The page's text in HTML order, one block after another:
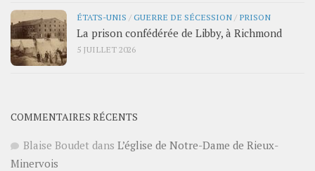
ÉTATS-UNIS /GUERRE DE SÉCESSION / PRISON
La prison confédérée de Libby, à Richmond
5 JUILLET 2026
COMMENTAIRES RÉCENTS
Blaise Boudet dans L’église de Notre-Dame de Rieux-
Minervois